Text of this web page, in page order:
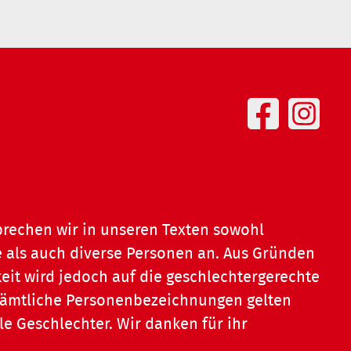
wir in unseren Texten sowohl
auch diverse Personen an. Aus Gründen
wird jedoch auf die geschlechtergerechte
Personenbezeichnungen gelten
Geschlechter. Wir danken für ihr